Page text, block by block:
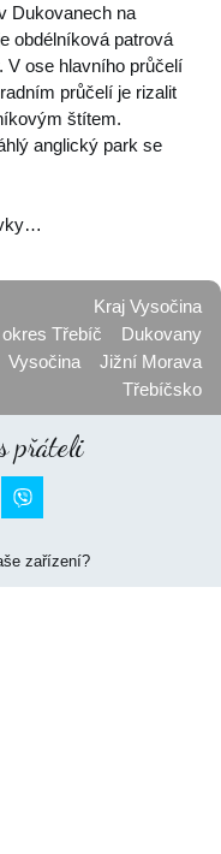
Dukovanech na
obdélníková patrová
V ose hlavního průčelí
průčelí je rizalit
štítem.
anglický park se
Kraj Vysočina
okres Třebíč
Dukovany
Vysočina
Jižní Morava
Třebíčsko
přáteli
zařízení?